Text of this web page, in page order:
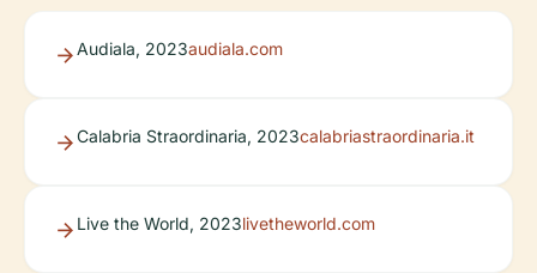
Audiala, 2023audiala.com
Calabria Straordinaria, 2023calabriastraordinaria.it
Live the World, 2023livetheworld.com